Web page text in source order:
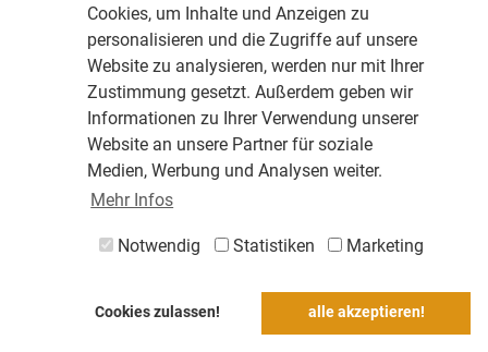
Cookies, um Inhalte und Anzeigen zu
personalisieren und die Zugriffe auf unsere
Website zu analysieren, werden nur mit Ihrer
Zustimmung gesetzt. Außerdem geben wir
Informationen zu Ihrer Verwendung unserer
Website an unsere Partner für soziale
Medien, Werbung und Analysen weiter.
Mehr Infos
Notwendig Statistiken Marketing
Cookies zulassen! alle akzeptieren!